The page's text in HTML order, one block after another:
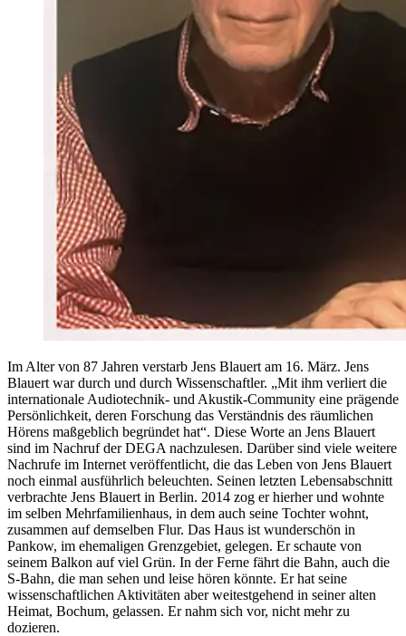
Im Alter von 87 Jahren verstarb Jens Blauert am 16. März. Jens
Blauert war durch und durch Wissenschaftler. „Mit ihm verliert die
internationale Audiotechnik- und Akustik-Community eine prägende
Persönlichkeit, deren Forschung das Verständnis des räumlichen
Hörens maßgeblich begründet hat“. Diese Worte an Jens Blauert
sind im Nachruf der DEGA nachzulesen. Darüber sind viele weitere
Nachrufe im Internet veröffentlicht, die das Leben von Jens Blauert
noch einmal ausführlich beleuchten. Seinen letzten Lebensabschnitt
verbrachte Jens Blauert in Berlin. 2014 zog er hierher und wohnte
im selben Mehrfamilienhaus, in dem auch seine Tochter wohnt,
zusammen auf demselben Flur. Das Haus ist wunderschön in
Pankow, im ehemaligen Grenzgebiet, gelegen. Er schaute von
seinem Balkon auf viel Grün. In der Ferne fährt die Bahn, auch die
S-Bahn, die man sehen und leise hören könnte. Er hat seine
wissenschaftlichen Aktivitäten aber weitestgehend in seiner alten
Heimat, Bochum, gelassen. Er nahm sich vor, nicht mehr zu
dozieren.